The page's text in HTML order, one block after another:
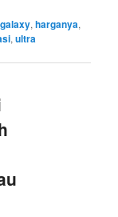
galaxy,harganya,
,ultra